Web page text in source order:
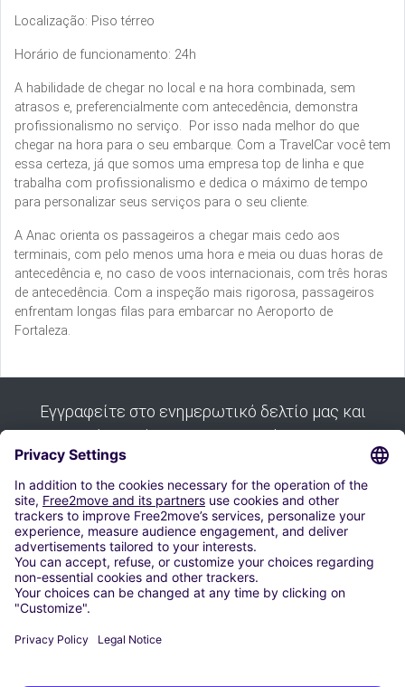
Localização: Piso térreo
Horário de funcionamento: 24h
A habilidade de chegar no local e na hora combinada, sem
atrasos e, preferencialmente com antecedência, demonstra
profissionalismo no serviço. Por isso nada melhor do que
chegar na hora para o seu embarque. Com a TravelCar você tem
essa certeza, já que somos uma empresa top de linha e que
trabalha com profissionalismo e dedica o máximo de tempo
para personalizar seus serviços para o seu cliente.
A Anac orienta os passageiros a chegar mais cedo aos
terminais, com pelo menos uma hora e meia ou duas horas de
antecedência e, no caso de voos internacionais, com três horas
de antecedência. Com a inspeção mais rigorosa, passageiros
enfrentam longas filas para embarcar no Aeroporto de
Fortaleza.
Εγγραφείτε στο ενημερωτικό δελτίο μας και
λάβετε όλες τις συμβουλές μας:
Εγγραφή